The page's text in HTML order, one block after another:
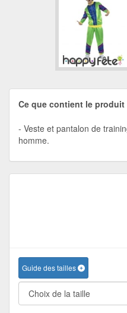
Ce que contient le produit
Veste et pantalon de
homme.
Guide des tailles